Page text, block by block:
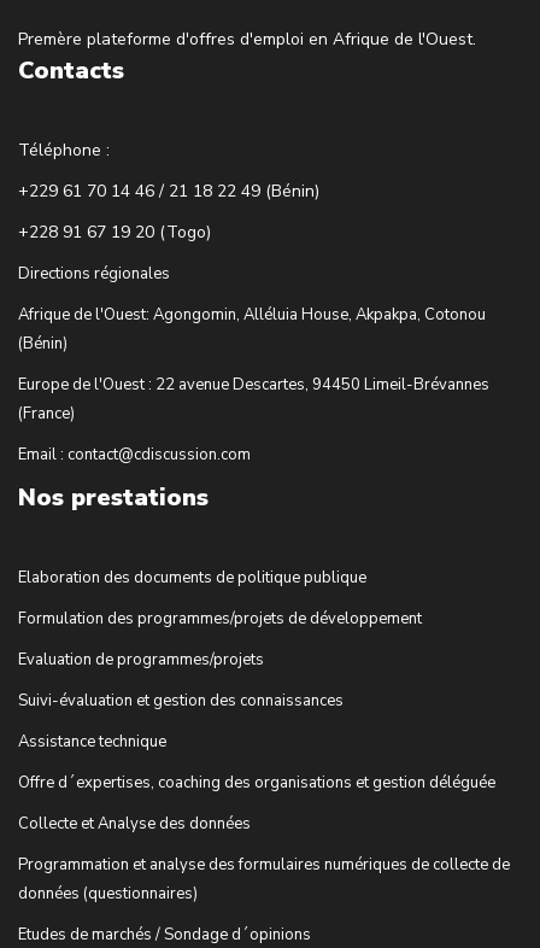
Premère plateforme d'offres d'emploi en Afrique de l'Ouest.
Contacts
Téléphone :
+229 61 70 14 46 / 21 18 22 49 (Bénin)
+228 91 67 19 20 (Togo)
Directions régionales
Afrique de l'Ouest: Agongomin, Alléluia House, Akpakpa, Cotonou
(Bénin)
Europe de l'Ouest : 22 avenue Descartes, 94450 Limeil-Brévannes
(France)
Email : contact@cdiscussion.com
Nos prestations
Elaboration des documents de politique publique
Formulation des programmes/projets de développement
Evaluation de programmes/projets
Suivi-évaluation et gestion des connaissances
Assistance technique
Offre d´expertises, coaching des organisations et gestion déléguée
Collecte et Analyse des données
Programmation et analyse des formulaires numériques de collecte de
données (questionnaires)
Etudes de marchés / Sondage d´opinions